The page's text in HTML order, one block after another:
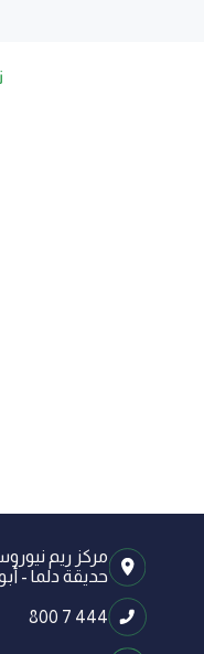
مركز ريم
حديقة دلما -
800 7 444